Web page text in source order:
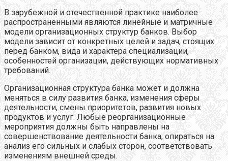
В зарубежной и отечественной практике наиболее
распространенными являются линейные и матричные
модели организационных структур банков. Выбор
модели зависит от конкретных целей и задач, стоящих
перед банком, вида и характера специализации,
особенностей организации, действующих нормативных
требований.
Организационная структура банка может и должна
меняться в силу развития банка, изменения сферы
деятельности, смены приоритетов, развития новых
продуктов и услуг. Любые реорганизационные
мероприятия должны быть направлены на
совершенствование деятельности банка, опираться на
анализ его сильных и слабых сторон, соответствовать
изменениям внешней среды.